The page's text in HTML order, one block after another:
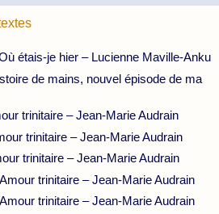
étais-je hier – Lucienne Maville-Anku
de mains, nouvel épisode de ma
trinitaire – Jean-Marie Audrain
trinitaire – Jean-Marie Audrain
trinitaire – Jean-Marie Audrain
Amour trinitaire – Jean-Marie Audrain
Amour trinitaire – Jean-Marie Audrain